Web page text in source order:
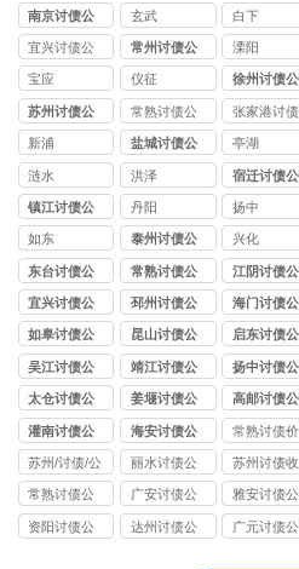
南京讨债公
司
玄武 白下
宜兴讨债公
司
常州讨债公
司
溧阳
宝应 仪征
徐州讨债公
司
苏州讨债公
司
常熟讨债公
司
张家港讨债
公司
新浦
盐城讨债公
司
亭湖
涟水 洪泽
宿迁讨债公
司
镇江讨债公
司
丹阳 扬中
如东
泰州讨债公
司
兴化
东台讨债公
司
常熟讨债公
司
江阴讨债公
司
宜兴讨债公
司
邳州讨债公
司
海门讨债公
司
如皋讨债公
司
昆山讨债公
司
启东讨债公
司
吴江讨债公
司
靖江讨债公
司
扬中讨债公
司
太仓讨债公
司
姜堰讨债公
司
高邮讨债公
司
灌南讨债公
司
海安讨债公
司
常熟讨债价
格
苏州/讨债/公
司
丽水讨债公
司
苏州讨债收
费
常熟讨债公
司
广安讨债公
司
雅安讨债公
司
资阳讨债公
达州讨债公
广元讨债公